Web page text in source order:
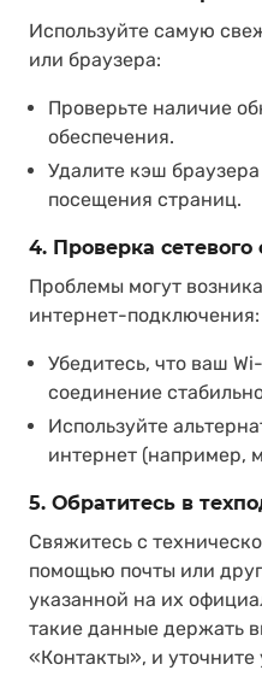
Используйте самую
или браузера:
Проверьте наличие
обеспечения.
Удалите кэш
посещения страниц.
4. Проверка сетевого
Проблемы могут
интернет-подключения:
Убедитесь, что ваш
соединение
Используйте
интернет (например,
5. Обратитесь в
Свяжитесь с
помощью почты или
указанной на их
такие данные держать
«Контакты», и